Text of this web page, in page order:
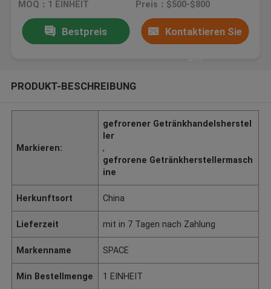
MOQ：1 EINHEIT Preis：$500-$800
Bestpreis Kontaktieren Sie
PRODUKT-BESCHREIBUNG
Markieren:
gefrorener Getränkhandelsherstel
ler
,
gefrorene Getränkherstellermasch
ine
Herkunftsort China
Lieferzeit mit in 7 Tagen nach Zahlung
Markenname SPACE
Min Bestellmenge 1 EINHEIT